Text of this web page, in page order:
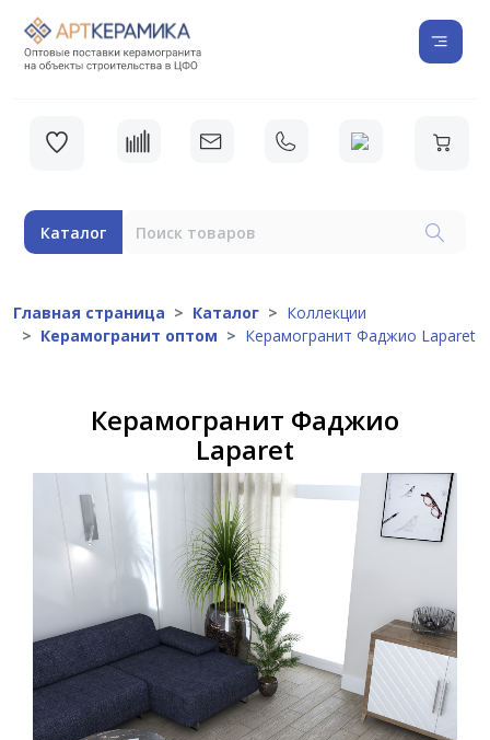
Каталог
Главная страница Каталог
Коллекции
Керамогранит оптом
Керамогранит Фаджио Laparet
Керамогранит Фаджио
Laparet